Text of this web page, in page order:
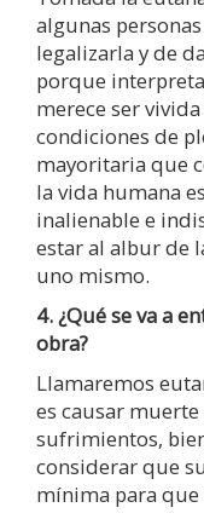
algunas
legalizarla y de
porque
merece ser
condiciones de
mayoritaria que
la vida humana
inalienable e
estar al albur de
uno mismo.
4. ¿Qué se va a
obra?
Llamaremos
es causar
sufrimientos,
considerar que
mínima para que